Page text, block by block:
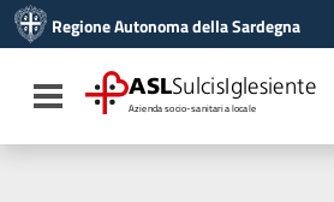
Vai al menu di navigazione
Vai al footer
Regione Autonoma della Sardegna
Toggle navigation
ASLSulcisIglesiente
Azienda socio-sanitaria locale